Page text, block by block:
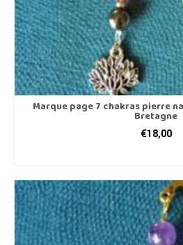
Marque page 7 chakras pierre
Bretagne
€18,00